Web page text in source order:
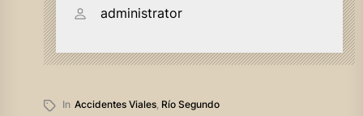
administrator
In Accidentes Viales, Río Segundo